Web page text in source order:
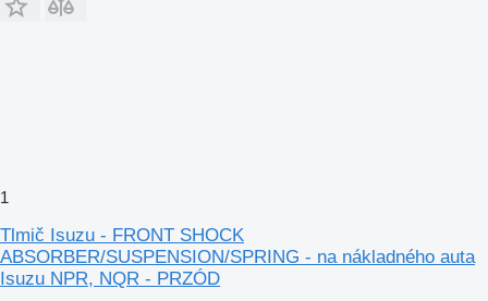
1
Tlmič Isuzu - FRONT SHOCK
ABSORBER/SUSPENSION/SPRING - na nákladného auta
Isuzu NPR, NQR - PRZÓD